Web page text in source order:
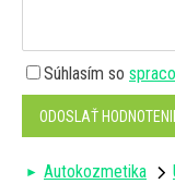
Súhlasím so
ODOSLAŤ
Autokozmetika